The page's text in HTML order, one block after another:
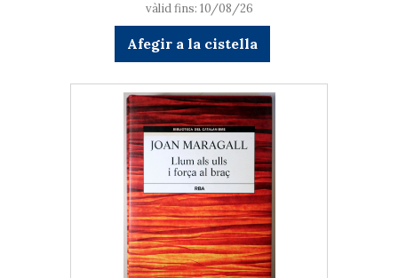
vàlid fins: 10/08/26
Afegir a la cistella